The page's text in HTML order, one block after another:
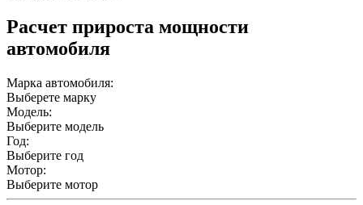
Расчет прироста мощности
автомобиля
Марка автомобиля:
Выберете марку
Модель:
Выберите модель
Год:
Выберите год
Мотор:
Выберите мотор